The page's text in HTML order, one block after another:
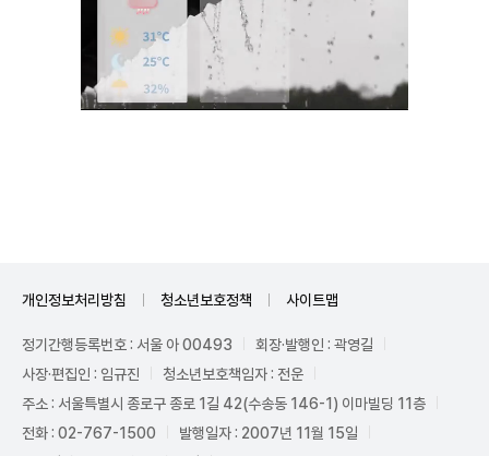
개인정보처리방침 청소년보호정책 사이트맵
정기간행등록번호 : 서울 아 00493
회장·발행인 : 곽영길
사장·편집인 : 임규진
청소년보호책임자 : 전운
주소 : 서울특별시 종로구 종로 1길 42(수송동 146-1) 이마빌딩 11층
전화 : 02-767-1500
발행일자 : 2007년 11월 15일